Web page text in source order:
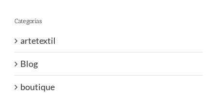
Categorías
artetextil
Blog
boutique